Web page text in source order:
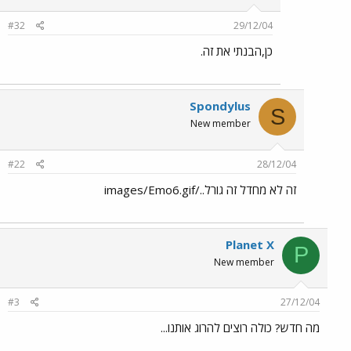
29/12/04
#32
כן,הבנתי את זה.
S
Spondylus
New member
28/12/04
#22
זה לא מחדל זה גורל../images/Emo6.gif
P
Planet X
New member
27/12/04
#3
מה חדש? כולה רוצים להרוג אותנו...